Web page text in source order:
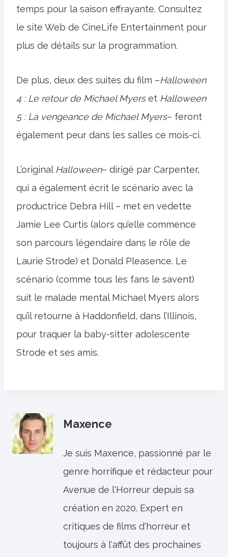
temps pour la saison effrayante. Consultez
le site Web de CineLife Entertainment pour
plus de détails sur la programmation.
De plus, deux des suites du film –Halloween
4 : Le retour de Michael Myerset Halloween
5 : La vengeance de Michael Myers– feront
également peur dans les salles ce mois-ci.
L’original Halloween– dirigé par Carpenter,
qui a également écrit le scénario avec la
productrice Debra Hill – met en vedette
Jamie Lee Curtis (alors qu’elle commence
son parcours légendaire dans le rôle de
Laurie Strode) et Donald Pleasence. Le
scénario (comme tous les fans le savent)
suit le malade mental Michael Myers alors
qu’il retourne à Haddonfield, dans l’Illinois,
pour traquer la baby-sitter adolescente
Strode et ses amis.
Maxence
Je suis Maxence, passionné par le
genre horrifique et rédacteur pour
Avenue de l'Horreur depuis sa
création en 2020. Expert en
critiques de films d'horreur et
toujours à l'affût des prochaines